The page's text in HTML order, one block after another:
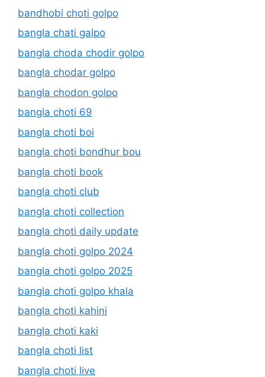
bandhobi choti golpo
bangla chati galpo
bangla choda chodir golpo
bangla chodar golpo
bangla chodon golpo
bangla choti 69
bangla choti boi
bangla choti bondhur bou
bangla choti book
bangla choti club
bangla choti collection
bangla choti daily update
bangla choti golpo 2024
bangla choti golpo 2025
bangla choti golpo khala
bangla choti kahini
bangla choti kaki
bangla choti list
bangla choti live